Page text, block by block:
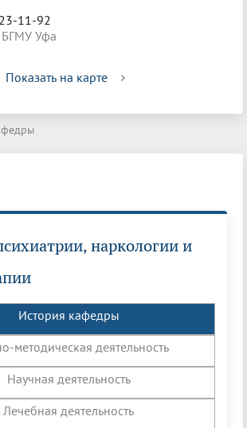
11-92
Уфа
Показать на карте
наркологии и
История кафедры
методическая деятельность
Научная деятельность
Лечебная деятельность